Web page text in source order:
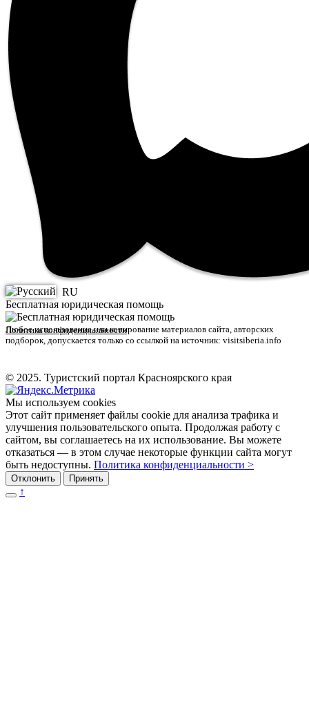
RU
Бесплатная юридическая помощь
Политика конфиденциальности
Любое использование или копирование материалов сайта, авторских
подборок, допускается только со ссылкой на источник: visitsiberia.info
© 2025. Туристский портал Красноярского края
Мы используем cookies
Этот сайт применяет файлы cookie для анализа трафика и
улучшения пользовательского опыта. Продолжая работу с
сайтом, вы соглашаетесь на их использование. Вы можете
отказаться — в этом случае некоторые функции сайта могут
быть недоступны. Политика конфиденциальности >
Отклонить Принять
↑